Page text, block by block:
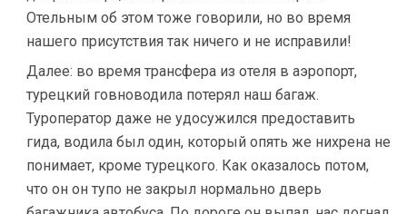
Отельным об этом тоже говорили, но во время
нашего присутствия так ничего и не исправили!
Далее: во время трансфера из отеля в аэропорт,
турецкий говноводила потерял наш багаж.
Туроператор даже не удосужился предоставить
гида, водила был один, который опять же нихрена не
понимает, кроме турецкого. Как оказалось потом,
что он он тупо не закрыл нормально дверь